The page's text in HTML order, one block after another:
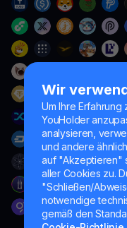
Wir
Um Ihre
YouHolder
analysieren,
und andere
auf "Akzeptieren"
aller Cookies zu.
"Schließen/
notwendige
gemäß den